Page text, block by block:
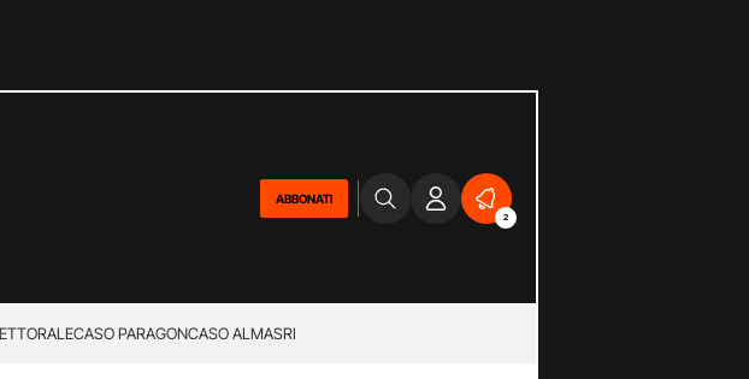
ABBONATI
2
CASO PARAGONCASO ALMASRI